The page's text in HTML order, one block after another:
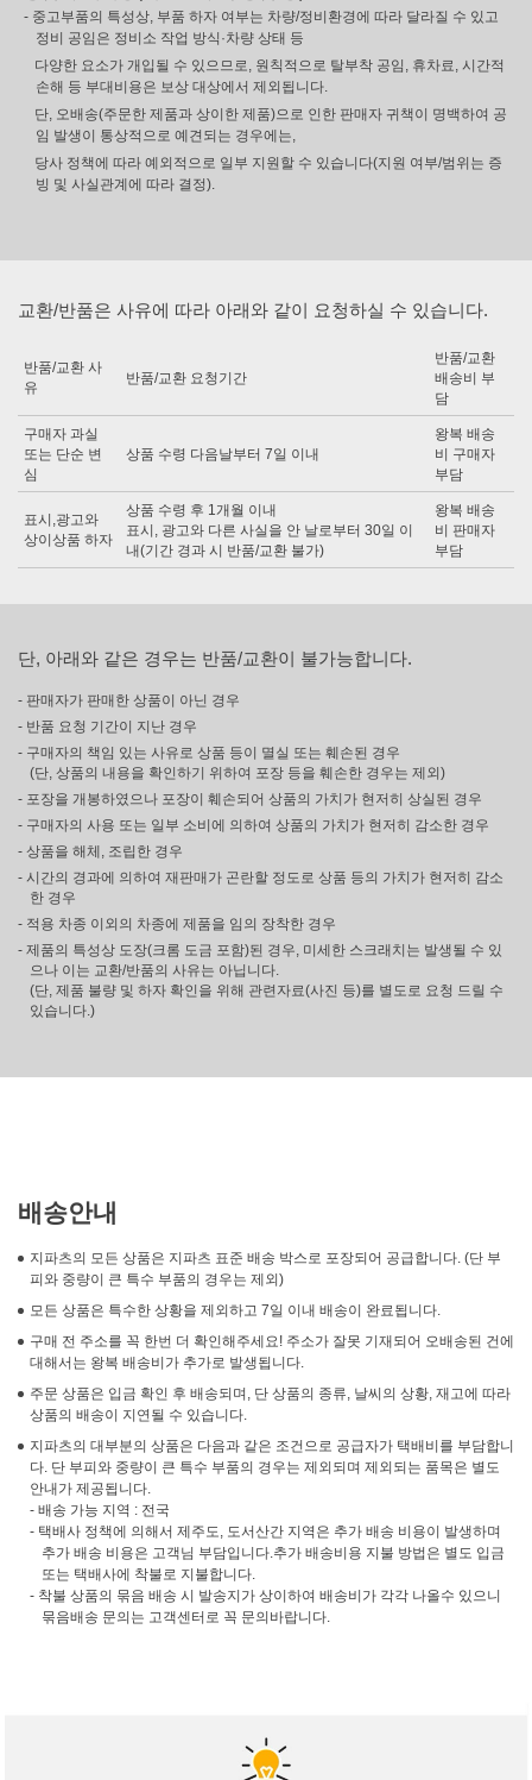
- 중고부품의 특성상, 부품 하자 여부는 차량/정비환경에 따라 달라질 수 있고
정비 공임은 정비소 작업 방식·차량 상태 등
다양한 요소가 개입될 수 있으므로, 원칙적으로 탈부착 공임, 휴차료, 시간적
손해 등 부대비용은 보상 대상에서 제외됩니다.
단, 오배송(주문한 제품과 상이한 제품)으로 인한 판매자 귀책이 명백하여 공
임 발생이 통상적으로 예견되는 경우에는,
당사 정책에 따라 예외적으로 일부 지원할 수 있습니다(지원 여부/범위는 증
빙 및 사실관계에 따라 결정).
교환/반품은 사유에 따라 아래와 같이 요청하실 수 있습니다.
반품/교환 사
유
반품/교환 요청기간
반품/교환
배송비 부
담
구매자 과실
또는 단순 변
심
상품 수령 다음날부터 7일 이내
왕복 배송
비 구매자
부담
표시,광고와
상이상품 하자
상품 수령 후 1개월 이내
표시, 광고와 다른 사실을 안 날로부터 30일 이
내(기간 경과 시 반품/교환 불가)
왕복 배송
비 판매자
부담
단, 아래와 같은 경우는 반품/교환이 불가능합니다.
- 판매자가 판매한 상품이 아닌 경우
- 반품 요청 기간이 지난 경우
- 구매자의 책임 있는 사유로 상품 등이 멸실 또는 훼손된 경우
(단, 상품의 내용을 확인하기 위하여 포장 등을 훼손한 경우는 제외)
- 포장을 개봉하였으나 포장이 훼손되어 상품의 가치가 현저히 상실된 경우
- 구매자의 사용 또는 일부 소비에 의하여 상품의 가치가 현저히 감소한 경우
- 상품을 해체, 조립한 경우
- 시간의 경과에 의하여 재판매가 곤란할 정도로 상품 등의 가치가 현저히 감소
한 경우
- 적용 차종 이외의 차종에 제품을 임의 장착한 경우
- 제품의 특성상 도장(크롬 도금 포함)된 경우, 미세한 스크래치는 발생될 수 있
으나 이는 교환/반품의 사유는 아닙니다.
(단, 제품 불량 및 하자 확인을 위해 관련자료(사진 등)를 별도로 요청 드릴 수
있습니다.)
배송안내
지파츠의 모든 상품은 지파츠 표준 배송 박스로 포장되어 공급합니다. (단 부
피와 중량이 큰 특수 부품의 경우는 제외)
모든 상품은 특수한 상황을 제외하고 7일 이내 배송이 완료됩니다.
구매 전 주소를 꼭 한번 더 확인해주세요! 주소가 잘못 기재되어 오배송된 건에
대해서는 왕복 배송비가 추가로 발생됩니다.
주문 상품은 입금 확인 후 배송되며, 단 상품의 종류, 날씨의 상황, 재고에 따라
상품의 배송이 지연될 수 있습니다.
지파츠의 대부분의 상품은 다음과 같은 조건으로 공급자가 택배비를 부담합니
다. 단 부피와 중량이 큰 특수 부품의 경우는 제외되며 제외되는 품목은 별도
안내가 제공됩니다.
- 배송 가능 지역 : 전국
- 택배사 정책에 의해서 제주도, 도서산간 지역은 추가 배송 비용이 발생하며
추가 배송 비용은 고객님 부담입니다.추가 배송비용 지불 방법은 별도 입금
또는 택배사에 착불로 지불합니다.
- 착불 상품의 묶음 배송 시 발송지가 상이하여 배송비가 각각 나올수 있으니
묶음배송 문의는 고객센터로 꼭 문의바랍니다.